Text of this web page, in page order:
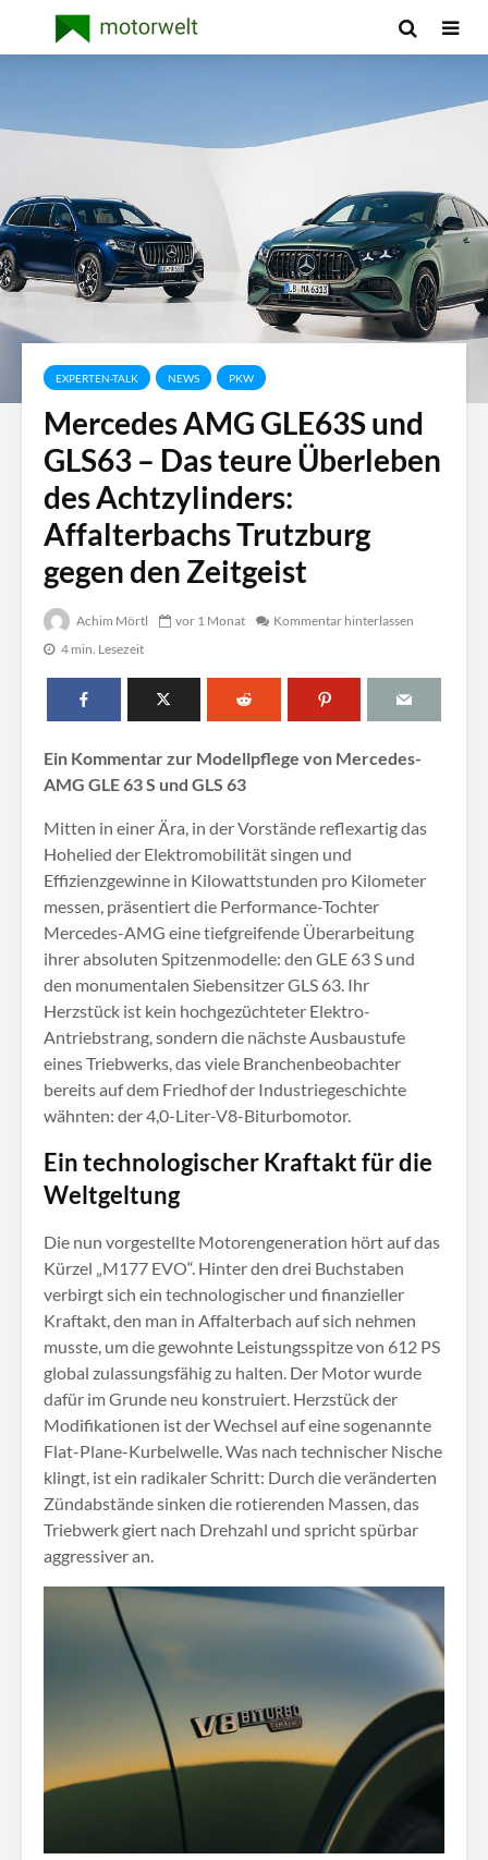
EXPERTEN-TALK NEWS PKW
Mercedes AMG GLE63S und
GLS63 – Das teure Überleben
des Achtzylinders:
Affalterbachs Trutzburg
gegen den Zeitgeist
Achim Mörtl vor 1 Monat
Kommentar hinterlassen
4 min. Lesezeit
Ein Kommentar zur Modellpflege von Mercedes-
AMG GLE 63 S und GLS 63
Mitten in einer Ära, in der Vorstände reflexartig das
Hohelied der Elektromobilität singen und
Effizienzgewinne in Kilowattstunden pro Kilometer
messen, präsentiert die Performance-Tochter
Mercedes-AMG eine tiefgreifende Überarbeitung
ihrer absoluten Spitzenmodelle: den GLE 63 S und
den monumentalen Siebensitzer GLS 63. Ihr
Herzstück ist kein hochgezüchteter Elektro-
Antriebstrang, sondern die nächste Ausbaustufe
eines Triebwerks, das viele Branchenbeobachter
bereits auf dem Friedhof der Industriegeschichte
wähnten: der 4,0-Liter-V8-Biturbomotor.
Ein technologischer Kraftakt für die
Weltgeltung
Die nun vorgestellte Motorengeneration hört auf das
Kürzel „M177 EVO“. Hinter den drei Buchstaben
verbirgt sich ein technologischer und finanzieller
Kraftakt, den man in Affalterbach auf sich nehmen
musste, um die gewohnte Leistungsspitze von 612 PS
global zulassungsfähig zu halten. Der Motor wurde
dafür im Grunde neu konstruiert. Herzstück der
Modifikationen ist der Wechsel auf eine sogenannte
Flat-Plane-Kurbelwelle. Was nach technischer Nische
klingt, ist ein radikaler Schritt: Durch die veränderten
Zündabstände sinken die rotierenden Massen, das
Triebwerk giert nach Drehzahl und spricht spürbar
aggressiver an.